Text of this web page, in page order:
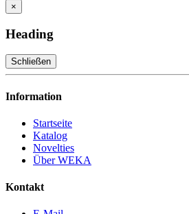
×
Heading
Schließen
Information
Startseite
Katalog
Novelties
Über WEKA
Kontakt